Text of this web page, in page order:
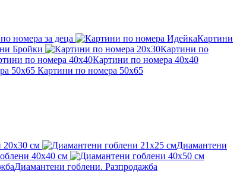
номера за деца
Картини
Бройки
Картини по
Картини по номера 40x40
Картини по номера 50x65
20x30 см
Диамантени
40x40 см
Диамантени гоблени. Разпродажба